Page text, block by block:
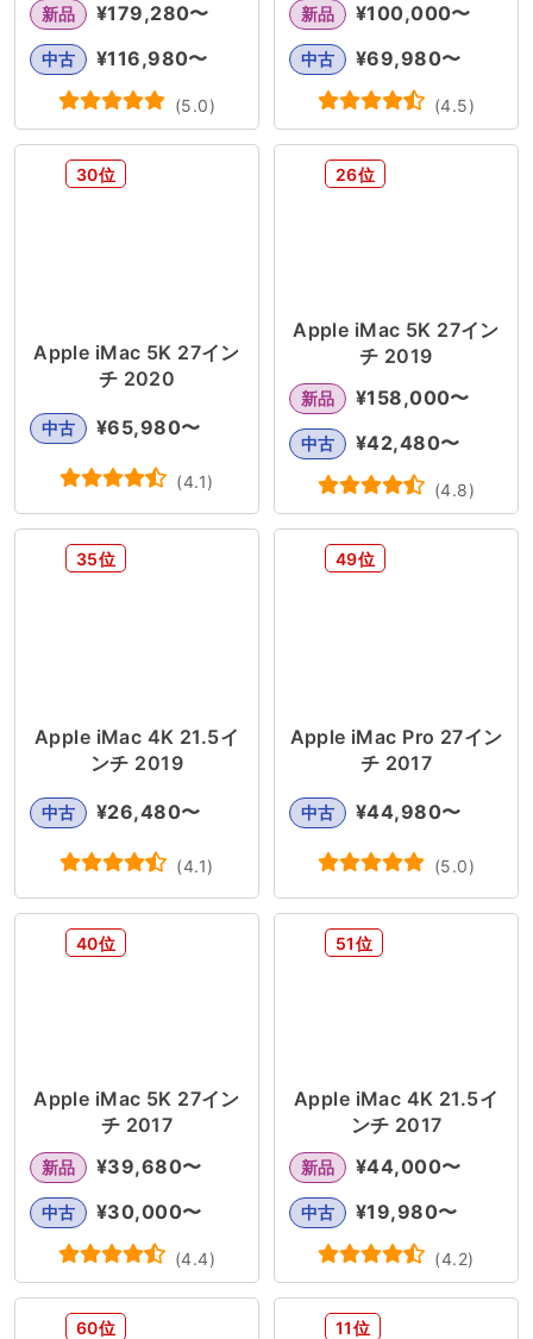
新品 ¥179,280〜
中古 ¥116,980〜
(5.0)
新品 ¥100,000〜
中古 ¥69,980〜
(4.5)
30位
Apple iMac 5K 27イン
チ 2020
中古 ¥65,980〜
(4.1)
26位
Apple iMac 5K 27イン
チ 2019
新品 ¥158,000〜
中古 ¥42,480〜
(4.8)
35位
Apple iMac 4K 21.5イ
ンチ 2019
中古 ¥26,480〜
(4.1)
49位
Apple iMac Pro 27イン
チ 2017
中古 ¥44,980〜
(5.0)
40位
Apple iMac 5K 27イン
チ 2017
新品 ¥39,680〜
中古 ¥30,000〜
(4.4)
51位
Apple iMac 4K 21.5イ
ンチ 2017
新品 ¥44,000〜
中古 ¥19,980〜
(4.2)
60位 11位